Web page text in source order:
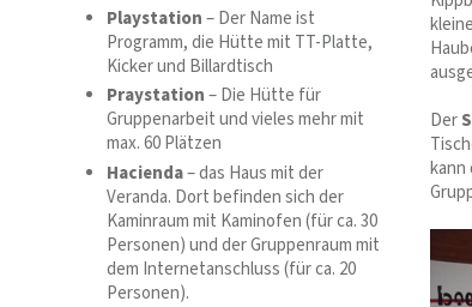
Playstation– Der Name ist
Programm, die Hütte mit TT-Platte,
Kicker und Billardtisch
Praystation– Die Hütte für
Gruppenarbeit und vieles mehr mit
max. 60 Plätzen
Hacienda– das Haus mit der
Veranda. Dort befinden sich der
Kaminraum mit Kaminofen (für ca. 30
Personen) und der Gruppenraum mit
dem Internetanschluss (für ca. 20
Personen).
Der
kann